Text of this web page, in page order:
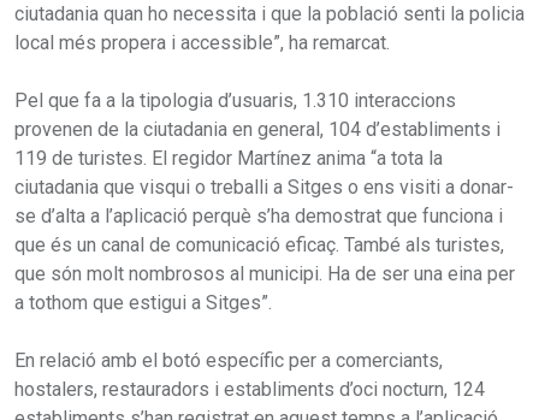
ciutadania quan ho necessita i que la població senti la policia
local més propera i accessible”, ha remarcat.
Pel que fa a la tipologia d’usuaris, 1.310 interaccions
provenen de la ciutadania en general, 104 d’establiments i
119 de turistes. El regidor Martínez anima “a tota la
ciutadania que visqui o treballi a Sitges o ens visiti a donar-
se d’alta a l’aplicació perquè s’ha demostrat que funciona i
que és un canal de comunicació eficaç. També als turistes,
que són molt nombrosos al municipi. Ha de ser una eina per
a tothom que estigui a Sitges”.
En relació amb el botó específic per a comerciants,
hostalers, restauradors i establiments d’oci nocturn, 124